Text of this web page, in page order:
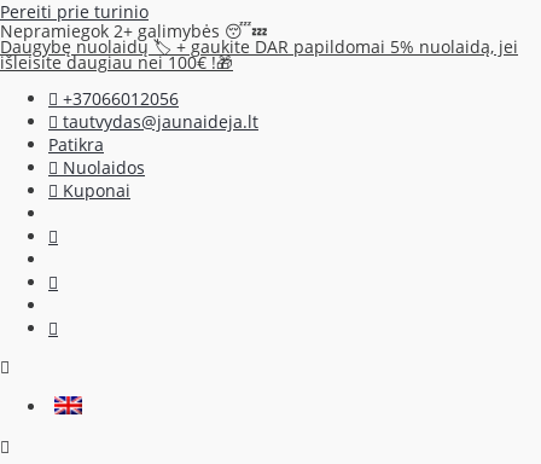
Pereiti prie turinio
Nepramiegok 2+ galimybės 😴💤
Daugybę nuolaidų 🏷️ + gaukite DAR papildomai 5% nuolaidą, jei
išleisite daugiau nei 100€ !🎁
+37066012056
tautvydas@jaunaideja.lt
Patikra
Nuolaidos
Kuponai